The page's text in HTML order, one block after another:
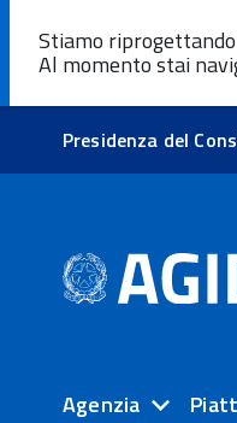
Stiamo
Al momento stai
Presidenza del
Agenzia